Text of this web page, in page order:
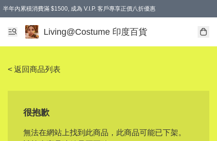
半年內累積消費滿 $1500, 成為 V.I.P. 客戶專享正價八折優惠
滿$600免本地運費
Living@Costume 印度百貨
< 返回商品列表
很抱歉
無法在網站上找到此商品，此商品可能已下架。